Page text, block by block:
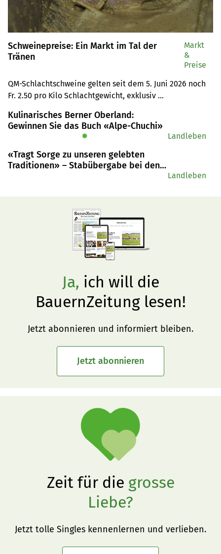
Schweinepreise: Ein Markt im Tal der
Tränen
QM-Schlachtschweine gelten seit dem 5. Juni 2026 noch
Fr. 2.50 pro Kilo Schlachtgewicht, exklusiv
Jager auf Rekordtief. Was bedeuten die historisch tiefen
Preise für die Branche?
Markt
&
Preise
Kulinarisches Berner Oberland:
Gewinnen Sie das Buch «Alpe-Chuchi»
✹ Landleben
«Tragt Sorge zu unseren gelebten
Traditionen» – Stabübergabe bei den
Landleben
Ja, ich will die
BauernZeitung lesen!
Jetzt abonnieren und informiert bleiben.
Jetzt abonnieren
Zeit für die grosse
Liebe?
Jetzt tolle Singles kennenlernen und verlieben.